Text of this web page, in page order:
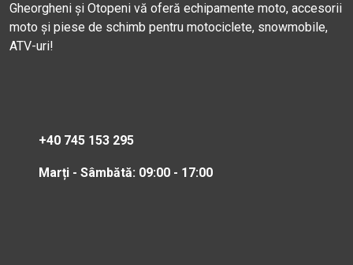
Gheorgheni și Otopeni vă oferă echipamente moto, accesorii
moto și piese de schimb pentru motociclete, snowmobile,
ATV-uri!
+40 745 153 295
Marți - Sâmbătă: 09:00 - 17:00